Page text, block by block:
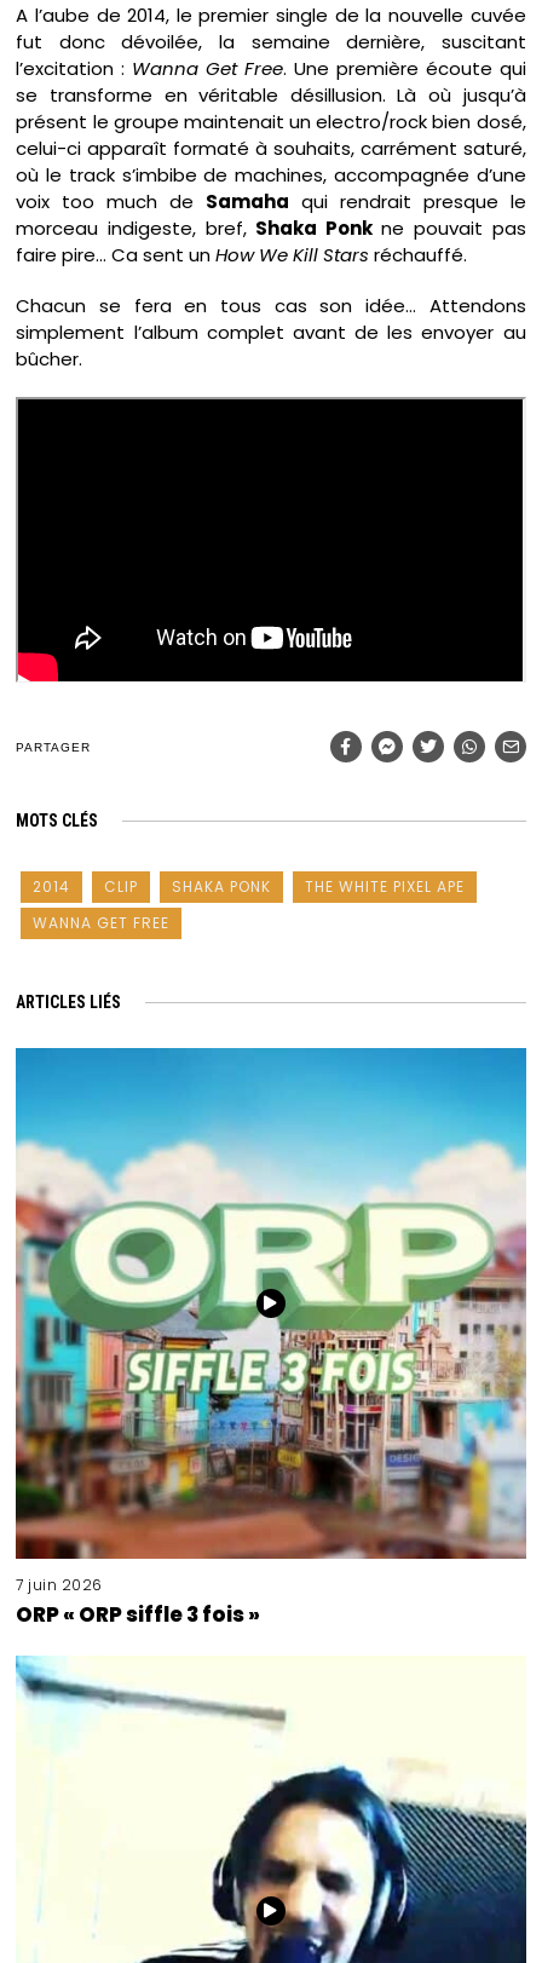
A l’aube de 2014, le premier single de la nouvelle cuvée
fut donc dévoilée, la semaine dernière, suscitant
l’excitation : Wanna Get Free. Une première écoute qui
se transforme en véritable désillusion. Là où jusqu’à
présent le groupe maintenait un electro/rock bien dosé,
celui-ci apparaît formaté à souhaits, carrément saturé,
où le track s’imbibe de machines, accompagnée d’une
voix too much de Samaha qui rendrait presque le
morceau indigeste, bref, Shaka Ponkne pouvait pas
faire pire… Ca sent unHow We Kill Stars réchauffé.
Chacun se fera en tous cas son idée… Attendons
simplement l’album complet avant de les envoyer au
bûcher.
PARTAGER
MOTS CLÉS
2014 CLIP SHAKA PONK
THE WHITE PIXEL APE
WANNA GET FREE
ARTICLES LIÉS
7 juin 2026
ORP « ORP siffle 3 fois »